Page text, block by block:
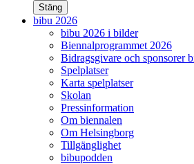
Stäng
bibu 2026
bibu 2026 i bilder
Biennalprogrammet 2026
Bidragsgivare och sponsorer
Spelplatser
Karta spelplatser
Skolan
Pressinformation
Om biennalen
Om Helsingborg
Tillgänglighet
bibupodden